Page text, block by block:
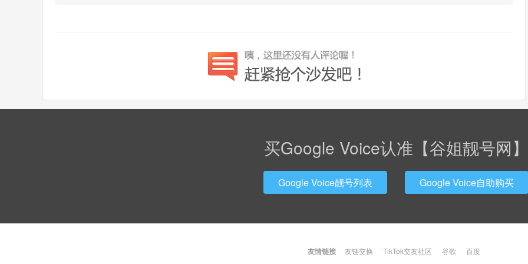
买Google Voice认准【谷姐靓号网】
Google Voice靓号列表 Google Voice自助购买
友情链接 友链交换 TikTok交友社区 谷歌 百度